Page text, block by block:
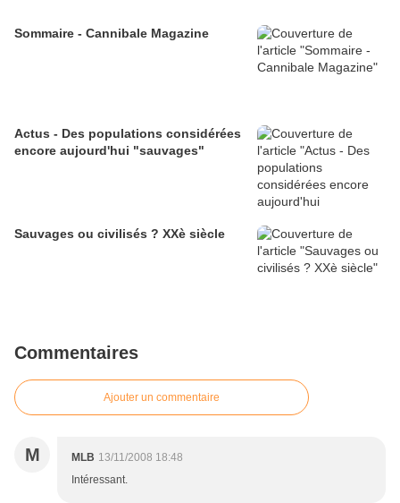
Sommaire - Cannibale Magazine
Actus - Des populations considérées
encore aujourd'hui "sauvages"
Sauvages ou civilisés ? XXè siècle
Commentaires
Ajouter un commentaire
M MLB 13/11/2008 18:48
Intéressant.